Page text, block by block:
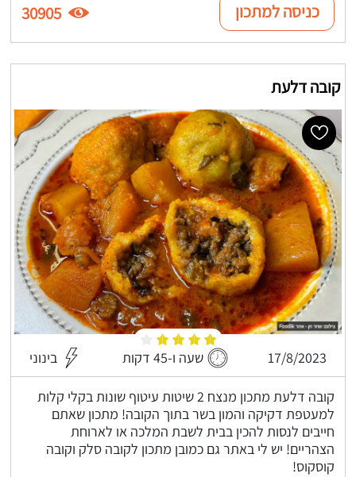
כניסה למתכון 30905
קובה דלעת
17/8/2023 שעה ו-45 דקות בינוני
קובה דלעת מתכון מנצח 2 שיטות עיטוף שונות בקלי קלות
למעטפת דקיקה והמון בשר בתוך הקובה! מתכון שאתם
חייבים לנסות להכין בבית לשבת המלכה או לארוחת
הצהריים! יש לי באתר גם כמובן מתכון לקובה סלק וקובה
קוסקוס!